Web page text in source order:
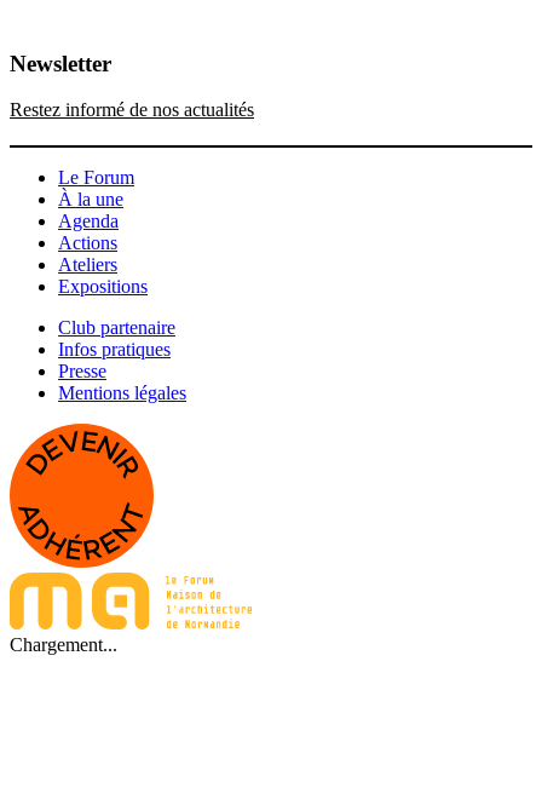
Newsletter
Restez informé de nos actualités
Le Forum
À la une
Agenda
Actions
Ateliers
Expositions
Club partenaire
Infos pratiques
Presse
Mentions légales
Chargement...